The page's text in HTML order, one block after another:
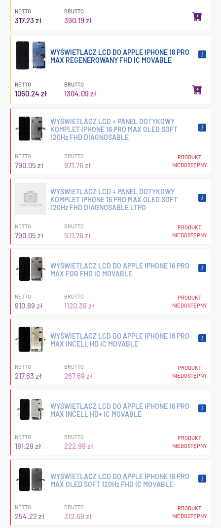
NETTO
317.23 zł
BRUTTO
390.19 zł
WYŚWIETLACZ LCD DO APPLE IPHONE 16 PRO
MAX REGENEROWANY FHD IC MOVABLE
NETTO
1060.24 zł
BRUTTO
1304.09 zł
WYŚWIETLACZ LCD + PANEL DOTYKOWY
KOMPLET IPHONE 16 PRO MAX OLED SOFT
120Hz FHD DIAGNOSABLE
NETTO
790.05 zł
BRUTTO
971.76 zł
PRODUKT
NIEDOSTĘPNY
WYŚWIETLACZ LCD + PANEL DOTYKOWY
KOMPLET IPHONE 16 PRO MAX OLED SOFT
120Hz FHD DIAGNOSABLE LTPO
NETTO
790.05 zł
BRUTTO
971.76 zł
PRODUKT
NIEDOSTĘPNY
WYŚWIETLACZ LCD DO APPLE IPHONE 16 PRO
MAX FOG FHD IC MOVABLE
NETTO
910.89 zł
BRUTTO
1120.39 zł
PRODUKT
NIEDOSTĘPNY
WYŚWIETLACZ LCD DO APPLE IPHONE 16 PRO
MAX INCELL HD IC MOVABLE
NETTO
217.63 zł
BRUTTO
267.69 zł
PRODUKT
NIEDOSTĘPNY
WYŚWIETLACZ LCD DO APPLE IPHONE 16 PRO
MAX INCELL HD+ IC MOVABLE
NETTO
181.29 zł
BRUTTO
222.99 zł
PRODUKT
NIEDOSTĘPNY
WYŚWIETLACZ LCD DO APPLE IPHONE 16 PRO
MAX OLED SOFT 120Hz FHD IC MOVABLE
NETTO
254.22 zł
BRUTTO
312.69 zł
PRODUKT
NIEDOSTĘPNY